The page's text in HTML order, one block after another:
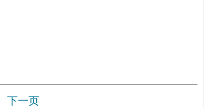
下一页